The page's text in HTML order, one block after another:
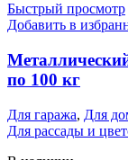
Быстрый просмотр
Добавить в
по 100 кг
Для гаража, Для
Для рассады и